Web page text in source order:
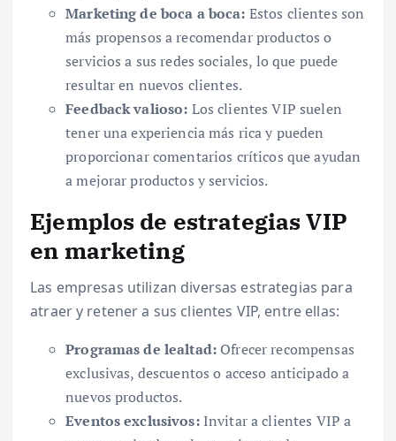
Marketing de boca a boca: Estos clientes son
más propensos a recomendar productos o
servicios a sus redes sociales, lo que puede
resultar en nuevos clientes.
Feedback valioso: Los clientes VIP suelen
tener una experiencia más rica y pueden
proporcionar comentarios críticos que ayudan
a mejorar productos y servicios.
Ejemplos de estrategias VIP
en marketing
Las empresas utilizan diversas estrategias para
atraer y retener a sus clientes VIP, entre ellas:
Programas de lealtad: Ofrecer recompensas
exclusivas, descuentos o acceso anticipado a
nuevos productos.
Eventos exclusivos:Invitar a clientes VIP a